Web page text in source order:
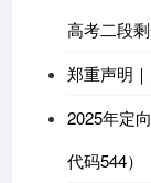
高考二段
郑重声明
2025年定
代码544）